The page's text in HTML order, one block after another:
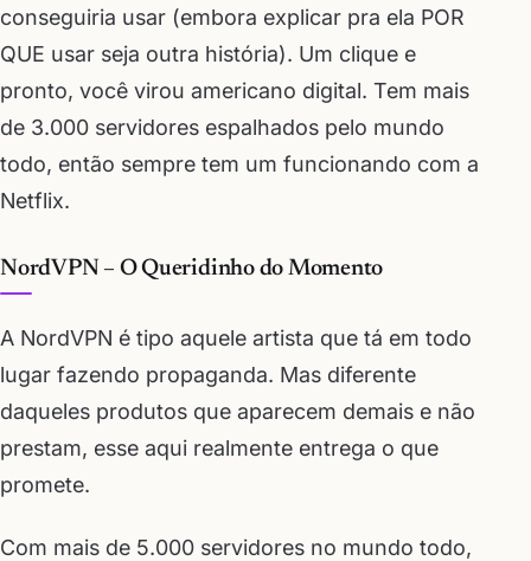
conseguiria usar (embora explicar pra ela POR
QUE usar seja outra história). Um clique e
pronto, você virou americano digital. Tem mais
de 3.000 servidores espalhados pelo mundo
todo, então sempre tem um funcionando com a
Netflix.
NordVPN – O Queridinho do Momento
A NordVPN é tipo aquele artista que tá em todo
lugar fazendo propaganda. Mas diferente
daqueles produtos que aparecem demais e não
prestam, esse aqui realmente entrega o que
promete.
Com mais de 5.000 servidores no mundo todo,